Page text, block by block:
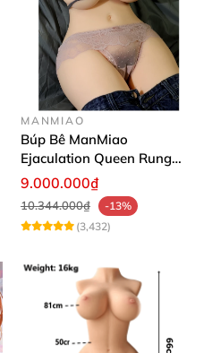
MANMIAO
Búp Bê ManMiao
Ejaculation Queen Rung
Cảm Biến Sưởi Ấm Xuất
9.000.000₫
10.344.000₫
-13%
(3,432)